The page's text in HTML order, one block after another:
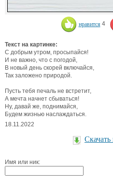
нравится 4
Текст на картинке:
С добрым утром, просыпайся!
И не важно, что с погодой,
В новый день скорей включайся,
Так заложено природой.
Пусть тебя печаль не встретит,
А мечта начнет сбываться!
Ну, давай же, поднимайся,
Будем жизнью наслаждаться.
18.11.2022
Скачать
Имя или ник: